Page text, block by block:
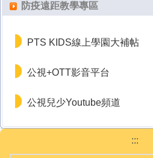
防疫遠距教學專區
PTS KIDS線上學園大補帖
公視+OTT影音平台
公視兒少Youtube頻道
:::